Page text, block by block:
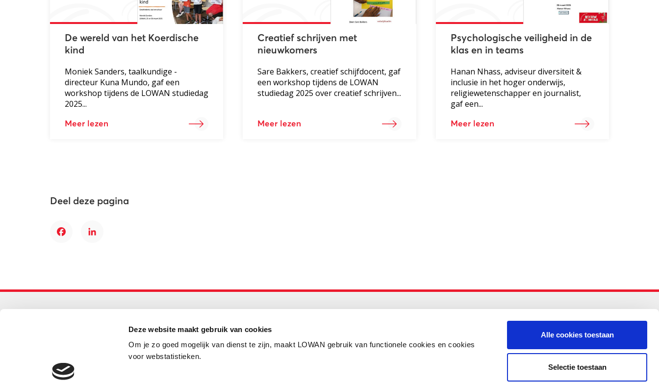
Deze website maakt gebruik van cookies
Om je zo goed mogelijk van dienst te zijn, maakt LOWAN gebruik van functionele cookies en cookies
voor webstatistieken.
Alle cookies toestaan
Selectie toestaan
De wereld van het Koerdische
kind
Moniek Sanders, taalkundige -
directeur Kuna Mundo, gaf een
workshop tijdens de LOWAN studiedag
2025...
Meer lezen
Creatief schrijven met
nieuwkomers
Sare Bakkers, creatief schijfdocent, gaf
een workshop tijdens de LOWAN
studiedag 2025 over creatief schrijven...
Meer lezen
Psychologische veiligheid in de
klas en in teams
Hanan Nhass, adviseur diversiteit &
inclusie in het hoger onderwijs,
religiewetenschapper en journalist,
gaf een...
Meer lezen
Deel deze pagina
FacebookLinkedIn
helpdesk@lowanpo.nl